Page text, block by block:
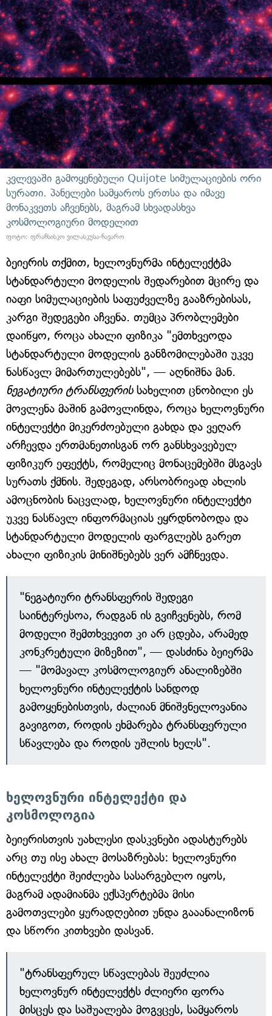
კვლევაში გამოყენებული Quijote სიმულაციების ორი
სურათი. პანელები სამყაროს ერთსა და იმავე
მონაკვეთს აჩვენებს, მაგრამ სხვადასხვა
კოსმოლოგიური მოდელით
ფოტო: ფრანსისკო ვილასკუსა-ნავარო
ბეიერის თქმით, ხელოვნურმა ინტელექტმა
სტანდარტული მოდელის შედარებით მცირე და
იაფი სიმულაციების საფუძველზე გააზრებისას,
კარგი შედეგები აჩვენა. თუმცა პრობლემები
დაიწყო, როცა ახალი ფიზიკა "ემთხვეოდა
სტანდარტული მოდელის განზომილებაში უკვე
ნასწავლ მიმართულებებს", — აღნიშნა მან.
ნეგატიური ტრანსფერისსახელით ცნობილი ეს
მოვლენა მაშინ გამოვლინდა, როცა ხელოვნური
ინტელექტი მიკერძოებული გახდა და ვეღარ
არჩევდა ერთმანეთისგან ორ განსხვავებულ
ფიზიკურ ეფექტს, რომელიც მონაცემებში მსგავს
სურათს ქმნის. შედეგად, არსობრივად ახლის
ამოცნობის ნაცვლად, ხელოვნური ინტელექტი
უკვე ნასწავლ ინფორმაციას ეყრდნობოდა და
სტანდარტული მოდელის ფარგლებს გარეთ
ახალი ფიზიკის მინიშნებებს ვერ ამჩნევდა.
"ნეგატიური ტრანსფერის შედეგი
საინტერესოა, რადგან ის გვიჩვენებს, რომ
მოდელი შემთხვევით კი არ ცდება, არამედ
კონკრეტული მიზეზით", — დასძინა ბეიერმა
— "მომავალ კოსმოლოგიურ ანალიზებში
ხელოვნური ინტელექტის სანდოდ
გამოყენებისთვის, ძალიან მნიშვნელოვანია
გავიგოთ, როდის ეხმარება ტრანსფერული
სწავლება და როდის უშლის ხელს".
ხელოვნური ინტელექტი და
კოსმოლოგია
ბეიერისთვის უახლესი დასკვნები ადასტურებს
არც თუ ისე ახალ მოსაზრებას: ხელოვნური
ინტელექტი შეიძლება სასარგებლო იყოს,
მაგრამ ადამიანმა ექსპერტებმა მისი
გამოთვლები ყურადღებით უნდა გააანალიზონ
და სწორი კითხვები დასვან.
"ტრანსფერულ სწავლებას შეუძლია
ხელოვნურ ინტელექტს ძლიერი ფორა
მისცეს და საშუალება მოგვცეს, სამყაროს